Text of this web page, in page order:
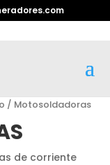
/ Motosoldadoras
de corriente